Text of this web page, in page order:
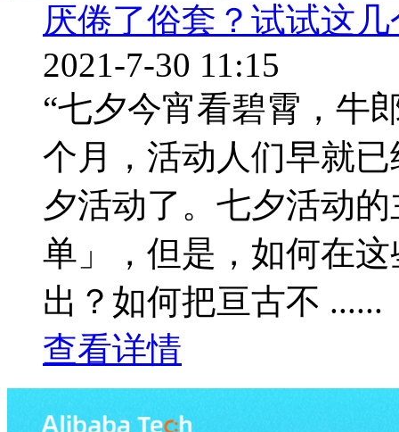
厌倦了俗套？试试这
2021-7-30 11:15
“七夕今宵看碧霄，牛
个月，活动人们早就
夕活动了。七夕活动
单」，但是，如何在
出？如何把亘古不 ......
查看详情